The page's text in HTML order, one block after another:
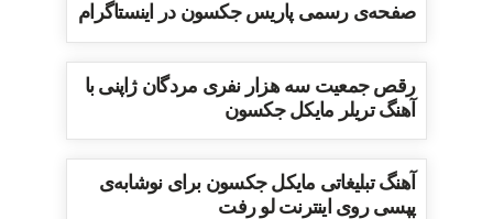
صفحه‌ی رسمی پاریس جکسون در اینستاگرام
رقص جمعیت سه هزار نفری مردگان ژاپنی با
آهنگ تریلر مایکل جکسون
آهنگ تبلیغاتی مایکل جکسون برای نوشابه‌ی
پپسی روی اینترنت لو رفت